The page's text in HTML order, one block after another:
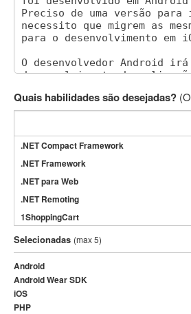
Quais habilidades são desejadas?
.NET Compact Framework
.NET Framework
.NET para Web
.NET Remoting
1ShoppingCart
3DS Max
3GSM
4D Dimension
802.11
A&P
Selecionadas (max 5)
Android
Android Wear SDK
iOS
PHP